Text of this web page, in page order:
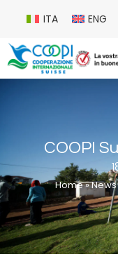
ITA ENG
COOPI
Home»News